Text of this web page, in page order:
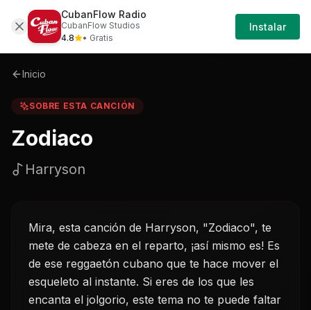
Sobre Zodiaco-harryson
Iniciar
Sesión
Inicio
SOBRE ESTA CANCIÓN
Zodiaco
Harryson
Mira, esta canción de Harryson, "Zodiaco", te
mete de cabeza en el reparto, ¡así mismo es! Es
de ese reggaetón cubano que te hace mover el
esqueleto al instante. Si eres de los que les
encanta el jolgorio, este tema no te puede faltar
CubanFlow Radio
CubanFlow Studios
4.8
• Gratis
Instalar